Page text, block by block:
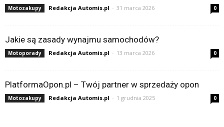
Motozakupy Redakcja Automis.pl - 31 marca 2026 0
Jakie są zasady wynajmu samochodów?
Motoporady Redakcja Automis.pl - 13 marca 2026 0
PlatformaOpon.pl – Twój partner w sprzedaży opon
Motozakupy Redakcja Automis.pl - 1 grudnia 2025 0